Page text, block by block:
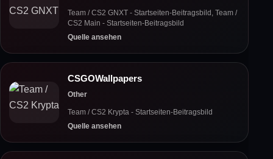
Team / CS2 GNXT - Startseiten-Beitragsbild, Team /
CS2 Main - Startseiten-Beitragsbild
Quelle ansehen
CSGOWallpapers
Other
Team / CS2 Krypta - Startseiten-Beitragsbild
Quelle ansehen